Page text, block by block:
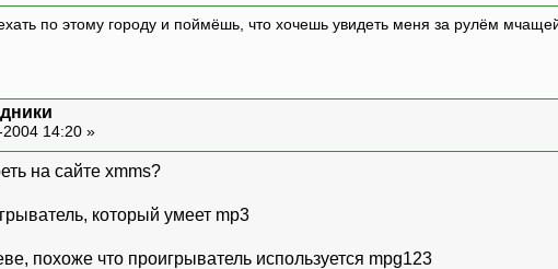
по этому городу и поймёшь, что хочешь увидеть меня за рулём
14:20 »
на сайте xmms?
который умеет mp3
похоже что проигрыватель используется mpg123